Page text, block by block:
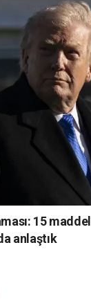
15
anlaştık